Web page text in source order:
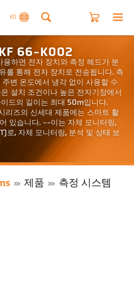
KO
66-K002
하면 전자 장치와 측정 헤드가 분
를 통해 전자 장치로 전송됩니다. 측
변 온도에서 냉각 없이 사용할 수
설치 조건이나 높은 전자기장에서
드의 길이는 최대 50m입니다.
리즈의 신세대 제품에는 스마트 활
있습니다. --이는 자체 모니터링,
로, 자체 모니터링, 분석 및 상태 보
제품 측정 시스템